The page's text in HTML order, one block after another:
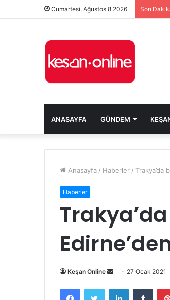
Cumartesi, Ağustos 8 2026 Son
ANASAYFA GÜNDEM
Anasayfa / Haberler / Trakya’da
Haberler
Keşan Online
Bir
posta
27 Ocak 2021
FacebookTwitter LinkedIn